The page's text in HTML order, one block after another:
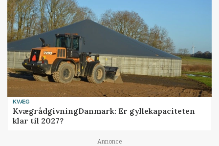
KVÆG
KvægrådgivningDanmark: Er gyllekapaciteten
klar til 2027?
Annonce